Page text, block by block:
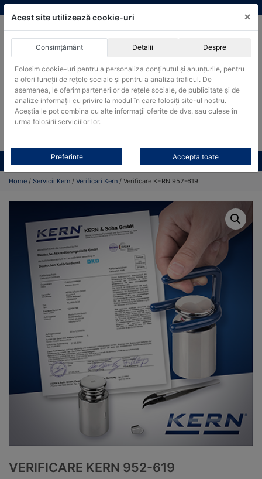
Skip
to
ACHIZITII PUBLICE
Produsele pot fi achizitionate si in sistemul SEAP / SICAP
Products
search
CAUTARE
Toate produsele CONTACT
Home / Servicii Kern / Verificari Kern / Verificare KERN 952-619
VERIFICARE KERN 952-619
Acest site utilizează cookie-uri ×
Consimțământ Detalii Despre
Folosim cookie-uri pentru a personaliza conținutul și anunțurile, pentru
a oferi funcții de rețele sociale și pentru a analiza traficul. De
asemenea, le oferim partenerilor de rețele sociale, de publicitate și de
analize informații cu privire la modul în care folosiți site-ul nostru.
Aceștia le pot combina cu alte informații oferite de dvs. sau culese în
urma folosirii serviciilor lor.
Preferinte Accepta toate